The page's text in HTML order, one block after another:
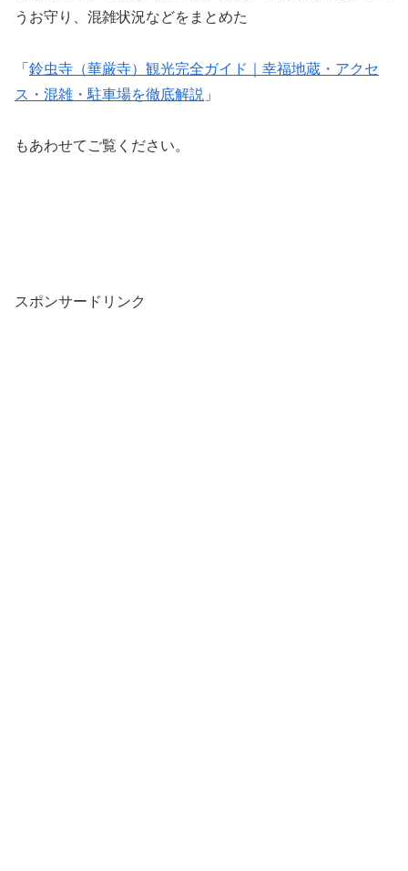
うお守り、混雑状況などをまとめた
「 鈴虫寺（華厳寺）観光完全ガイド｜幸福地蔵・アクセ
ス・混雑・駐車場を徹底解説 」
もあわせてご覧ください。
スポンサードリンク